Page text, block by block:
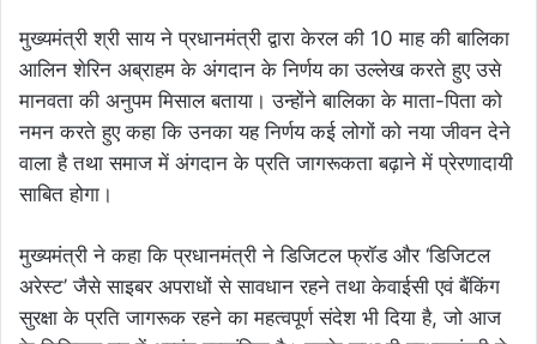
मुख्यमंत्री श्री साय ने प्रधानमंत्री द्वारा केरल की 10 माह की बालिका
आलिन शेरिन अब्राहम के अंगदान के निर्णय का उल्लेख करते हुए उसे
मानवता की अनुपम मिसाल बताया। उन्होंने बालिका के माता-पिता को
नमन करते हुए कहा कि उनका यह निर्णय कई लोगों को नया जीवन देने
वाला है तथा समाज में अंगदान के प्रति जागरूकता बढ़ाने में प्रेरणादायी
साबित होगा।
मुख्यमंत्री ने कहा कि प्रधानमंत्री ने डिजिटल फ्रॉड और ‘डिजिटल
अरेस्ट’ जैसे साइबर अपराधों से सावधान रहने तथा केवाईसी एवं बैंकिंग
सुरक्षा के प्रति जागरूक रहने का महत्वपूर्ण संदेश भी दिया है, जो आज